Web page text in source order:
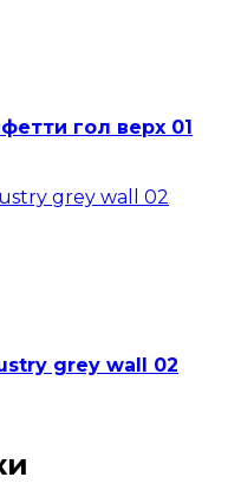
гол верх 01
grey wall 02